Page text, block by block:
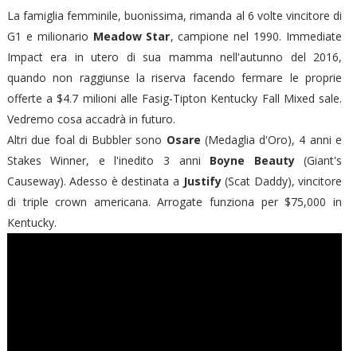
La famiglia femminile, buonissima, rimanda al 6 volte vincitore di
G1 e milionario Meadow Star, campione nel 1990. Immediate
Impact era in utero di sua mamma nell'autunno del 2016,
quando non raggiunse la riserva facendo fermare le proprie
offerte a $4.7 milioni alle Fasig-Tipton Kentucky Fall Mixed sale.
Vedremo cosa accadrà in futuro.
Altri due foal di Bubbler sono Osare (Medaglia d'Oro), 4 anni e
Stakes Winner, e l'inedito 3 anni Boyne Beauty(Giant's
Causeway). Adesso è destinata a Justify(Scat Daddy), vincitore
di triple crown americana. Arrogate funziona per $75,000 in
Kentucky.